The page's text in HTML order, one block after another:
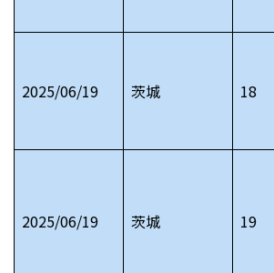
2025/06/19 茨城 18
2025/06/19 茨城 19